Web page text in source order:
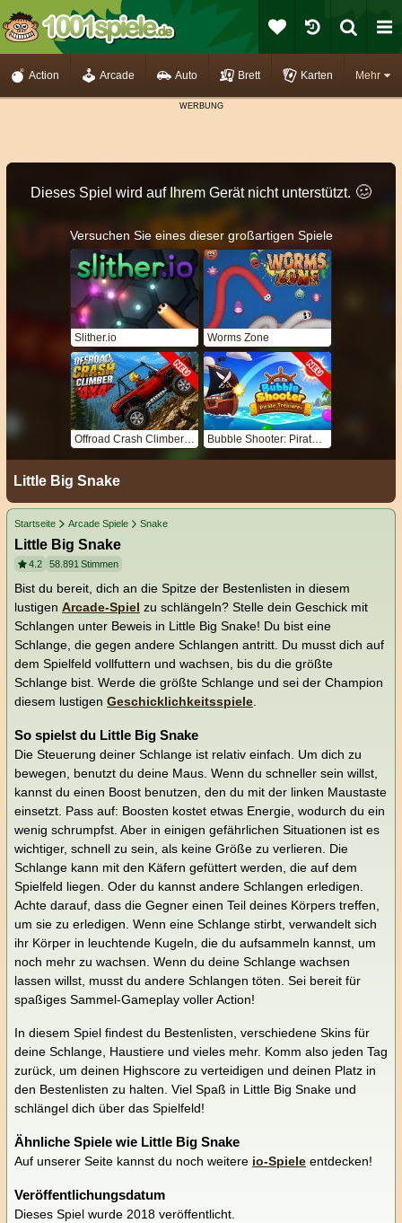
Mehr
Action Arcade Auto Brett Karten
Dieses Spiel wird auf Ihrem Gerät nicht unterstützt. 🥴️
Versuchen Sie eines dieser großartigen Spiele
Slither.io Worms Zone
Offroad Crash Climber 4X4 Bubble Shooter: Pirate Treasures
Little Big Snake
Startseite Arcade Spiele Snake
Little Big Snake
4.2 58.891 Stimmen
Bist du bereit, dich an die Spitze der Bestenlisten in diesem
lustigen Arcade-Spiel zu schlängeln? Stelle dein Geschick mit
Schlangen unter Beweis in Little Big Snake! Du bist eine
Schlange, die gegen andere Schlangen antritt. Du musst dich auf
dem Spielfeld vollfuttern und wachsen, bis du die größte
Schlange bist. Werde die größte Schlange und sei der Champion
diesem lustigen Geschicklichkeitsspiele.
So spielst du Little Big Snake
Die Steuerung deiner Schlange ist relativ einfach. Um dich zu
bewegen, benutzt du deine Maus. Wenn du schneller sein willst,
kannst du einen Boost benutzen, den du mit der linken Maustaste
einsetzt. Pass auf: Boosten kostet etwas Energie, wodurch du ein
wenig schrumpfst. Aber in einigen gefährlichen Situationen ist es
wichtiger, schnell zu sein, als keine Größe zu verlieren. Die
Schlange kann mit den Käfern gefüttert werden, die auf dem
Spielfeld liegen. Oder du kannst andere Schlangen erledigen.
Achte darauf, dass die Gegner einen Teil deines Körpers treffen,
um sie zu erledigen. Wenn eine Schlange stirbt, verwandelt sich
ihr Körper in leuchtende Kugeln, die du aufsammeln kannst, um
noch mehr zu wachsen. Wenn du deine Schlange wachsen
lassen willst, musst du andere Schlangen töten. Sei bereit für
spaßiges Sammel-Gameplay voller Action!
In diesem Spiel findest du Bestenlisten, verschiedene Skins für
deine Schlange, Haustiere und vieles mehr. Komm also jeden Tag
zurück, um deinen Highscore zu verteidigen und deinen Platz in
den Bestenlisten zu halten. Viel Spaß in Little Big Snake und
schlängel dich über das Spielfeld!
Ähnliche Spiele wie Little Big Snake
Auf unserer Seite kannst du noch weitere io-Spiele entdecken!
Veröffentlichungsdatum
Dieses Spiel wurde 2018 veröffentlicht.